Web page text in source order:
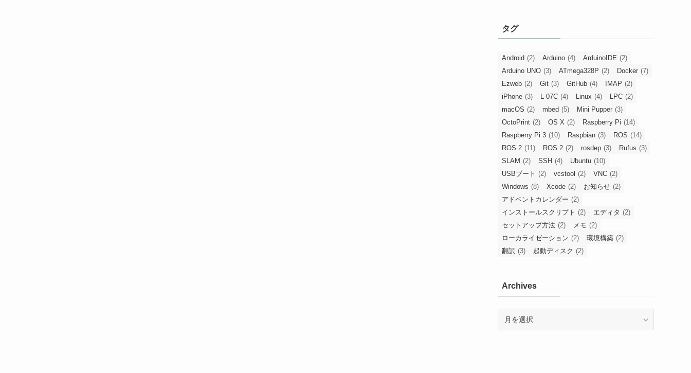
タグ
Android (2) Arduino (4) ArduinoIDE (2)
Arduino UNO (3) ATmega328P (2) Docker (7)
Ezweb (2) Git (3) GitHub (4) IMAP (2)
iPhone (3) L-07C (4) Linux (4) LPC (2)
macOS (2) mbed (5) Mini Pupper (3)
OctoPrint (2) OS X (2) Raspberry Pi (14)
Raspberry Pi 3 (10) Raspbian (3) ROS (14)
ROS 2 (11) ROS 2 (2) rosdep (3) Rufus (3)
SLAM (2) SSH (4) Ubuntu (10)
USBブート (2) vcstool (2) VNC (2)
Windows (8) Xcode (2) お知らせ (2)
アドベントカレンダー (2)
インストールスクリプト (2) エディタ (2)
セットアップ方法 (2) メモ (2)
ローカライゼーション (2) 環境構築 (2)
翻訳 (3) 起動ディスク (2)
Archives